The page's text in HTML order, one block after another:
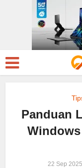
Panduan
22 Sep